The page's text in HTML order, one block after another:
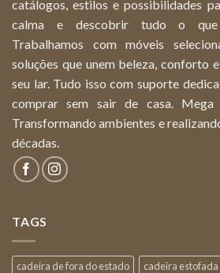
catálogos, estilos e possibilidades
calma e descobrir tudo o que
Trabalhamos com móveis
soluções que unem beleza, conforto
seu lar. Tudo isso com suporte
comprar sem sair de casa.
Transformando ambientes e
décadas.
TAGS
cadeira de fora do estado cadeira estofada